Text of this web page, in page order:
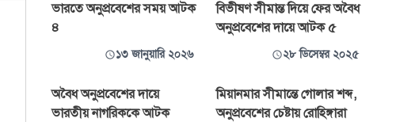
ভারতে অনুপ্রবেশের সময় আটক
৪
১৩ জানুয়ারি ২০২৬
বিভীষণ সীমান্ত দিয়ে ফের অবৈধ
অনুপ্রবেশের দায়ে আটক ৫
২৮ ডিসেম্বর ২০২৫
অবৈধ অনুপ্রবেশের দায়ে
ভারতীয় নাগরিককে আটক
মিয়ানমার সীমান্তে গোলার শব্দ,
অনুপ্রবেশের চেষ্টায় রোহিঙ্গারা